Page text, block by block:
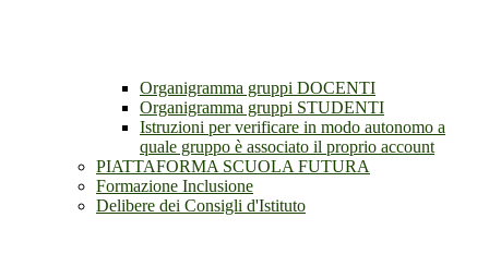
Organigramma gruppi DOCENTI
Organigramma gruppi STUDENTI
Istruzioni per verificare in modo autonomo a
quale gruppo è associato il proprio account
PIATTAFORMA SCUOLA FUTURA
Formazione Inclusione
Delibere dei Consigli d'Istituto